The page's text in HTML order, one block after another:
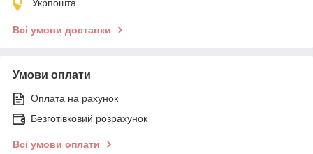
Укрпошта
Всі умови доставки
Умови оплати
Оплата на рахунок
Безготівковий розрахунок
Всі умови оплати